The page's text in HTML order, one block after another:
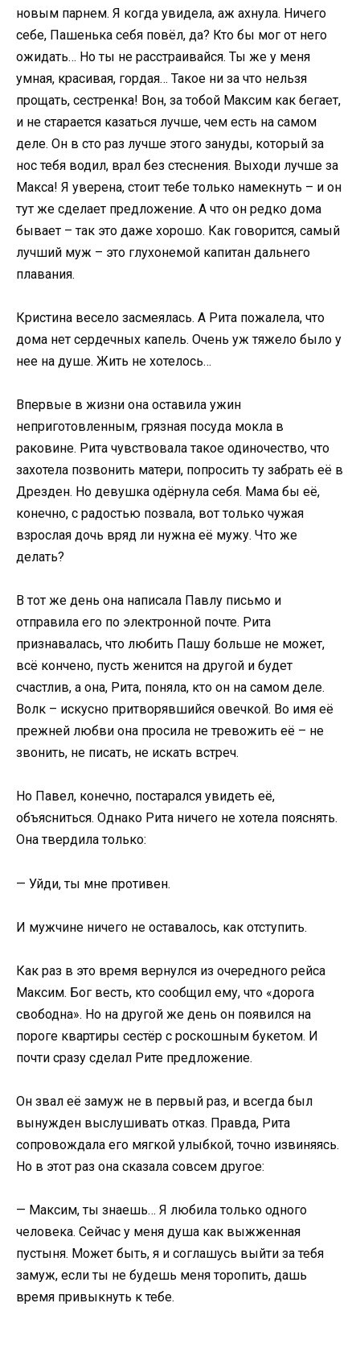
новым парнем. Я когда увидела, аж ахнула. Ничего
себе, Пашенька себя повёл, да? Кто бы мог от него
ожидать… Но ты не расстраивайся. Ты же у меня
умная, красивая, гордая… Такое ни за что нельзя
прощать, сестренка! Вон, за тобой Максим как бегает,
и не старается казаться лучше, чем есть на самом
деле. Он в сто раз лучше этого зануды, который за
нос тебя водил, врал без стеснения. Выходи лучше за
Макса! Я уверена, стоит тебе только намекнуть – и он
тут же сделает предложение. А что он редко дома
бывает – так это даже хорошо. Как говорится, самый
лучший муж – это глухонемой капитан дальнего
плавания.
Кристина весело засмеялась. А Рита пожалела, что
дома нет сердечных капель. Очень уж тяжело было у
нее на душе. Жить не хотелось…
Впервые в жизни она оставила ужин
неприготовленным, грязная посуда мокла в
раковине. Рита чувствовала такое одиночество, что
захотела позвонить матери, попросить ту забрать её в
Дрезден. Но девушка одёрнула себя. Мама бы её,
конечно, с радостью позвала, вот только чужая
взрослая дочь вряд ли нужна её мужу. Что же
делать?
В тот же день она написала Павлу письмо и
отправила его по электронной почте. Рита
признавалась, что любить Пашу больше не может,
всё кончено, пусть женится на другой и будет
счастлив, а она, Рита, поняла, кто он на самом деле.
Волк – искусно притворявшийся овечкой. Во имя её
прежней любви она просила не тревожить её – не
звонить, не писать, не искать встреч.
Но Павел, конечно, постарался увидеть её,
объясниться. Однако Рита ничего не хотела пояснять.
Она твердила только:
— Уйди, ты мне противен.
И мужчине ничего не оставалось, как отступить.
Как раз в это время вернулся из очередного рейса
Максим. Бог весть, кто сообщил ему, что «дорога
свободна». Но на другой же день он появился на
пороге квартиры сестёр с роскошным букетом. И
почти сразу сделал Рите предложение.
Он звал её замуж не в первый раз, и всегда был
вынужден выслушивать отказ. Правда, Рита
сопровождала его мягкой улыбкой, точно извиняясь.
Но в этот раз она сказала совсем другое:
— Максим, ты знаешь… Я любила только одного
человека. Сейчас у меня душа как выжженная
пустыня. Может быть, я и соглашусь выйти за тебя
замуж, если ты не будешь меня торопить, дашь
время привыкнуть к тебе.